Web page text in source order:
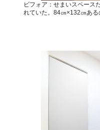
ビフォア：せまいスペース
れていた。84㎝×132㎝ある